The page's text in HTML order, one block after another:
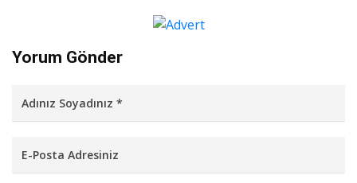
Yorum Gönder